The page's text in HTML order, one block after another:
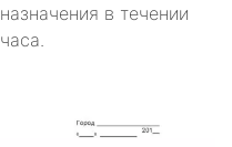
назначения в течении
часа.